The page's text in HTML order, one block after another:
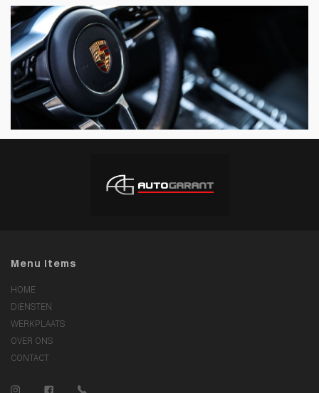
Menu Items
HOME
DIENSTEN
WERKPLAATS
OVER ONS
CONTACT